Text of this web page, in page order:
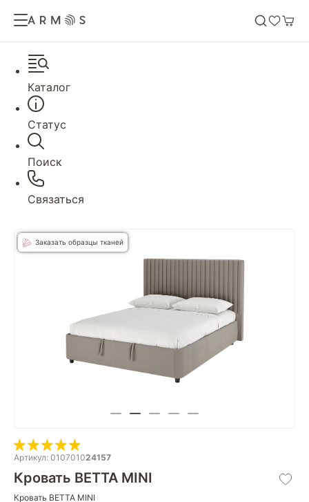
Каталог
Статус
Поиск
Связаться
Заказать образцы тканей
Артикул: 010701024157
Кровать BETTA MINI
Кровать BETTA MINI